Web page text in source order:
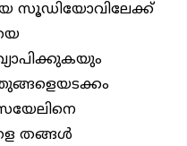
സൂഡിയോവിലേക്ക്
തങ്ങൾ